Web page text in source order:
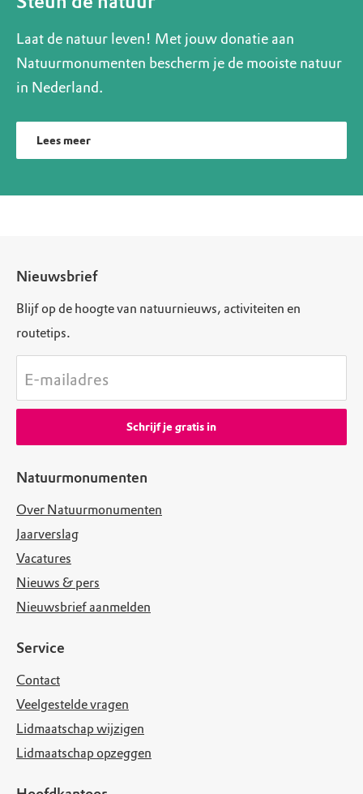
Laat de natuur leven! Met jouw donatie aan
Natuurmonumenten bescherm je de mooiste natuur
in Nederland.
Lees meer
Natuurmonumenten
Over Natuurmonumenten
Jaarverslag
Vacatures
Nieuws & pers
Nieuwsbrief aanmelden
Service
Contact
Veelgestelde vragen
Lidmaatschap wijzigen
Lidmaatschap opzeggen
Nieuwsbrief
Blijf op de hoogte van natuurnieuws, activiteiten en
routetips.
E-mailadres
Schrijf je gratis in